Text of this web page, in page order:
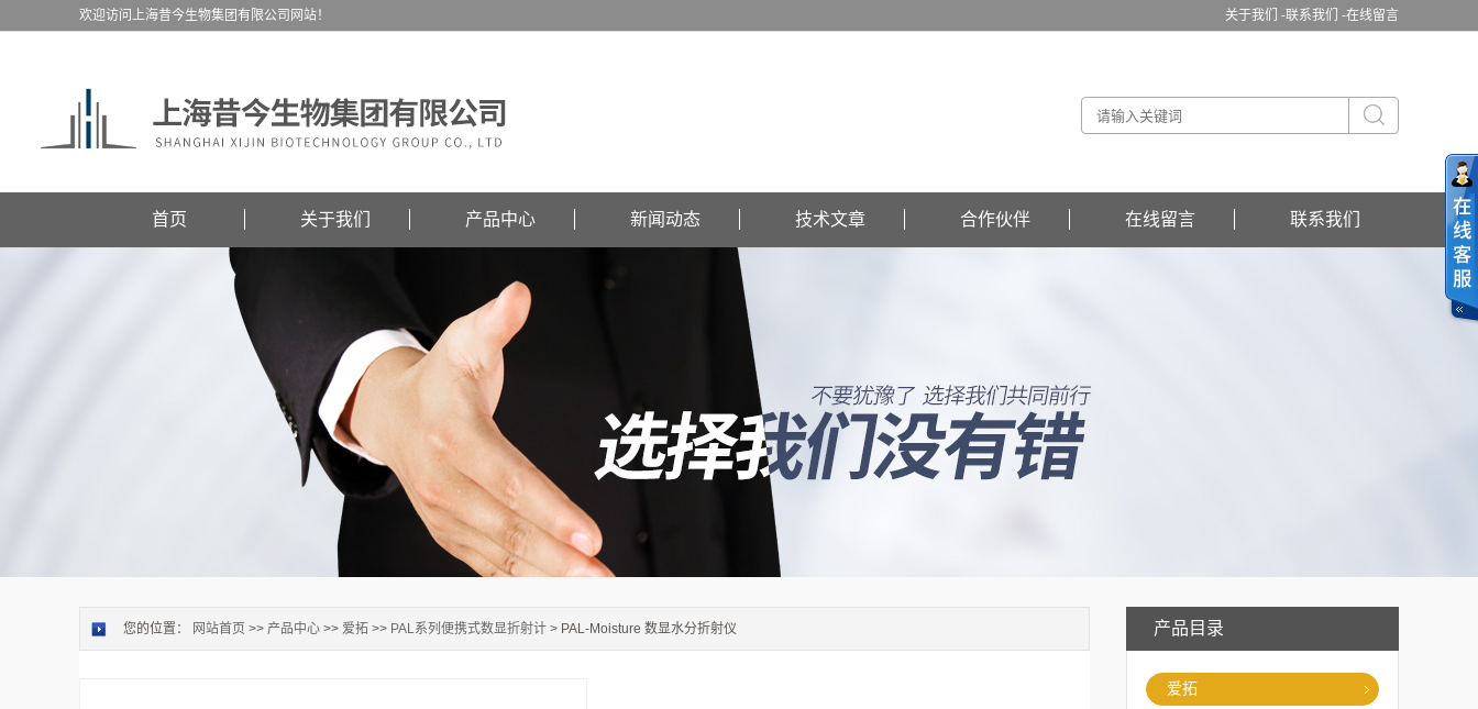
关于我们 -联系我们 -在线留言
欢迎访问上海昔今生物集团有限公司网站！
首页 关于我们 产品中心 新闻动态 技术文章 合作伙伴 在线留言 联系我们
产品目录
爱拓
您的位置： 网站首页 >> 产品中心 >> 爱拓 >> PAL系列便携式数显折射计 > PAL-Moisture 数显水分折射仪